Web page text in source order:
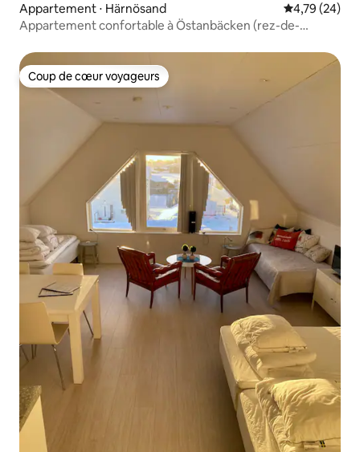
Appartement ⋅ Härnösand Évaluation
4,79 (24)
Appartement confortable à Östanbäcken (rez-de-
Coup de cœur voyageurs
Coup de cœur voyageurs